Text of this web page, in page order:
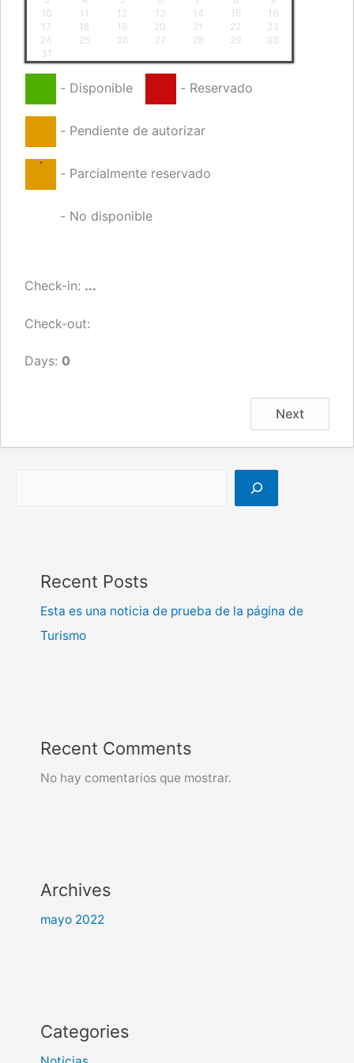
10
11 12 13 14 15
16
17
18 19 20 21 22
23
24
25 26 27 28 29
30
31
- Disponible - Reservado
- Pendiente de autorizar
·
- Parcialmente reservado
- No disponible
Check-in: ...
Check-out:
Days: 0
Next
Recent Posts
Esta es una noticia de prueba de la página de
Turismo
Recent Comments
No hay comentarios que mostrar.
Archives
mayo 2022
Categories